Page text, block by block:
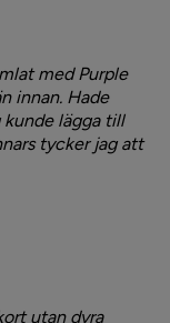
med Purple
innan. Hade
lägga till
tycker jag att
utan dyra